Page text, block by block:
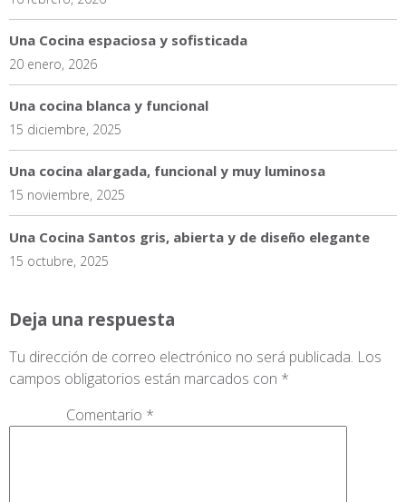
Una Cocina espaciosa y sofisticada
20 enero, 2026
Una cocina blanca y funcional
15 diciembre, 2025
Una cocina alargada, funcional y muy luminosa
15 noviembre, 2025
Una Cocina Santos gris, abierta y de diseño elegante
15 octubre, 2025
Deja una respuesta
Tu dirección de correo electrónico no será publicada. Los
campos obligatorios están marcados con *
Comentario *